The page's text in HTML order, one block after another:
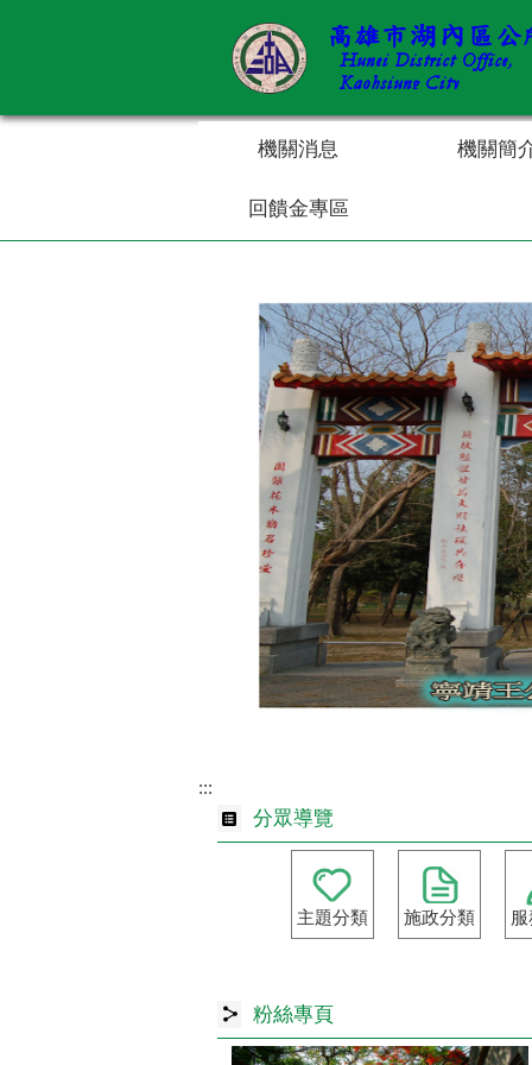
機關消息 機關簡
回饋金專區
:::
分眾導覽
主題分類 施政分類
粉絲專頁